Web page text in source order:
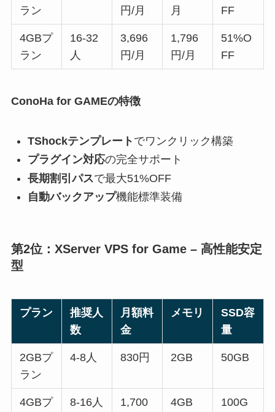
ラン
円/月
月
FF
4GBプ
ラン
16-32
人
3,696
円/月
1,796
円/月
51%O
FF
ConoHa for GAMEの特徴
TShockテンプレート でワンクリック構築
プラグイン対応の完全サポート
長期割引パスで最大51%OFF
自動バックアップ機能標準装備
第2位：XServer VPS for Game – 高性能安定
型
プラン
推奨人
数
月額料
金
メモリ
SSD容
量
2GBプ
ラン
4-8人 830円 2GB 50GB
4GBプ
8-16人
1,700
4GB
100G